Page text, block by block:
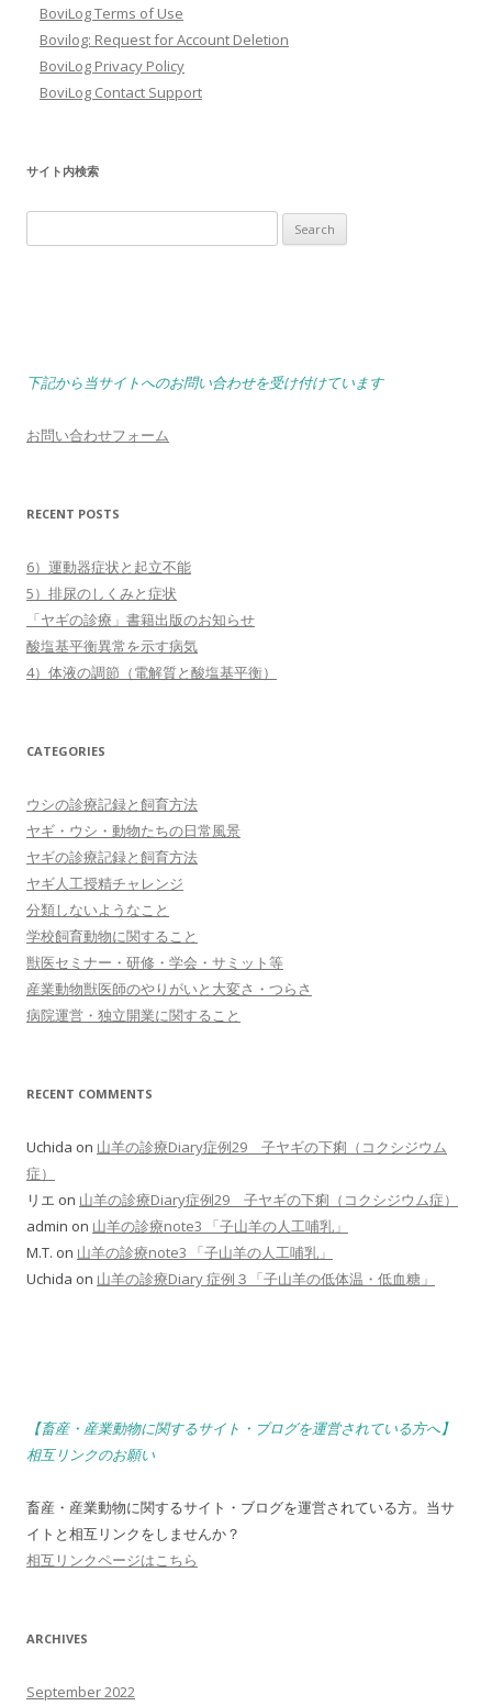
BoviLog Terms of Use
Bovilog: Request for Account Deletion
BoviLog Privacy Policy
BoviLog Contact Support
サイト内検索
for:
下記から当サイトへのお問い合わせを受け付けています
お問い合わせフォーム
RECENT POSTS
6）運動器症状と起立不能
5）排尿のしくみと症状
「ヤギの診療」書籍出版のお知らせ
酸塩基平衡異常を示す病気
4）体液の調節（電解質と酸塩基平衡）
CATEGORIES
ウシの診療記録と飼育方法
ヤギ・ウシ・動物たちの日常風景
ヤギの診療記録と飼育方法
ヤギ人工授精チャレンジ
分類しないようなこと
学校飼育動物に関すること
獣医セミナー・研修・学会・サミット等
産業動物獣医師のやりがいと大変さ・つらさ
病院運営・独立開業に関すること
RECENT COMMENTS
Uchida on 山羊の診療Diary症例29 子ヤギの下痢（コクシジウム
症）
リエ on 山羊の診療Diary症例29 子ヤギの下痢（コクシジウム症）
admin on 山羊の診療note3 「子山羊の人工哺乳」
M.T. on 山羊の診療note3 「子山羊の人工哺乳」
Uchida on 山羊の診療Diary 症例３「子山羊の低体温・低血糖」
【畜産・産業動物に関するサイト・ブログを運営されている方へ】
相互リンクのお願い
畜産・産業動物に関するサイト・ブログを運営されている方。当サ
イトと相互リンクをしませんか？
相互リンクページはこちら
ARCHIVES
September 2022